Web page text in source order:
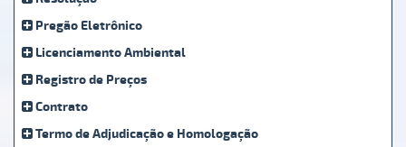
Pregão Eletrônico
Licenciamento Ambiental
Registro de Preços
Contrato
Termo de Adjudicação e Homologação